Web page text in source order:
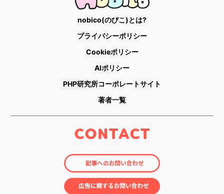
nobico(のびこ)とは?
プライバシーポリシー
Cookieポリシー
AIポリシー
PHP研究所コーポレートサイト
著者一覧